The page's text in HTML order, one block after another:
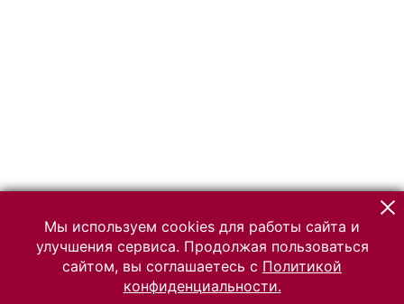
Мы используем cookies для работы сайта и
улучшения сервиса. Продолжая пользоваться
сайтом, вы соглашаетесь с Политикой
конфиденциальности.